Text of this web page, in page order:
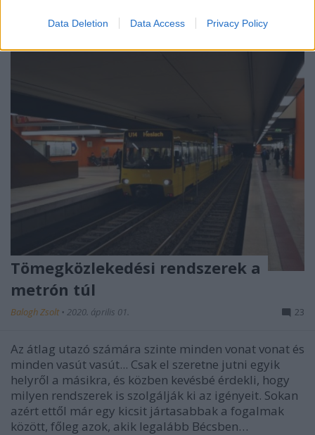
Data Deletion Data Access Privacy Policy
Tömegközlekedési rendszerek a
metrón túl
Balogh Zsolt • 2020. április 01. 23
Az átlag utazó számára szinte minden vonat vonat és
minden vasút vasút... Csak el szeretne jutni egyik
helyről a másikra, és közben kevésbé érdekli, hogy
milyen rendszerek is szolgálják ki az igényeit. Sokan
azért ettől már egy kicsit jártasabbak a fogalmak
között, főleg azok, akik legalább Bécsben…